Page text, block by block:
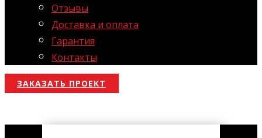
Отзывы
Доставка и оплата
Гарантия
Контакты
ЗАКАЗАТЬ ПРОЕКТ